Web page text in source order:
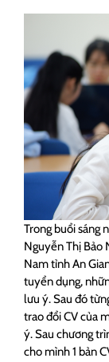
Trong buổi sáng
Nguyễn Thị Bảo
Nam tỉnh An
tuyển dụng,
lưu ý. Sau đó
trao đổi CV của
ý. Sau chương
cho mình 1 bản